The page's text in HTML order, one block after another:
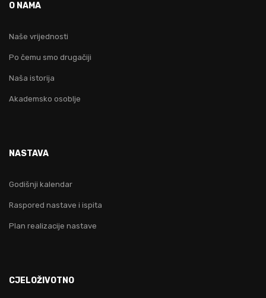
O NAMA
Naše vrijednosti
Po čemu smo drugačiji
Naša istorija
Akademsko osoblje
NASTAVA
Godišnji kalendar
Raspored nastave i ispita
Plan realizacije nastave
CJELOŽIVOTNO